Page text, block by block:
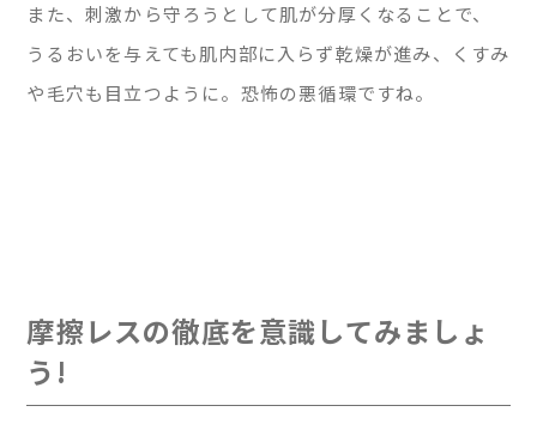
また、刺激から守ろうとして肌が分厚くなることで、
うるおいを与えても肌内部に入らず乾燥が進み、くすみ
や毛穴も目立つように。恐怖の悪循環ですね。
摩擦レスの徹底を意識してみましょ
う!